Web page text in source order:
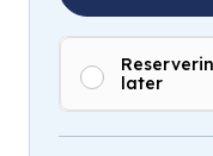
later